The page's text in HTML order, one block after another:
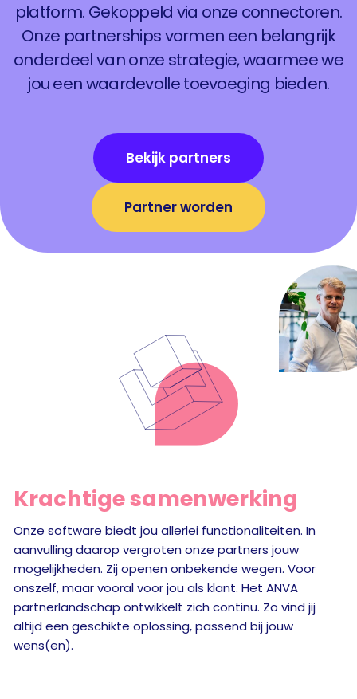
platform. Gekoppeld via onze connectoren.
Onze partnerships vormen een belangrijk
onderdeel van onze strategie, waarmee we
jou een waardevolle toevoeging bieden.
Bekijk partners
Partner worden
Krachtige samenwerking
Onze software biedt jou allerlei functionaliteiten. In
aanvulling daarop vergroten onze partners jouw
mogelijkheden. Zij openen onbekende wegen. Voor
onszelf, maar vooral voor jou als klant. Het ANVA
partnerlandschap ontwikkelt zich continu. Zo vind jij
altijd een geschikte oplossing, passend bij jouw
wens(en).